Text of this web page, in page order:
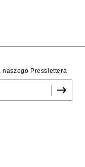
naszego Presslettera